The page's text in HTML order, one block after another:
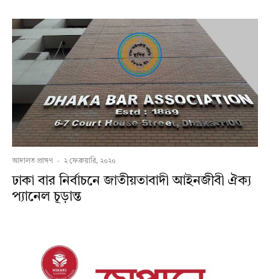
আদালত প্রাঙ্গণ · ২ ফেব্রুয়ারি, ২০২০
ঢাকা বার নির্বাচনে জাতীয়তাবাদী আইনজীবী ঐক্য
প্যানেল চূড়ান্ত